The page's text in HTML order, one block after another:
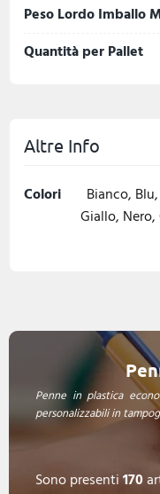
Peso Lordo Imballo
Quantità per Pallet
Altre Info
Colori
Bianco,
Giallo,
Penne in plastica
personalizzabili in
Sono presenti170